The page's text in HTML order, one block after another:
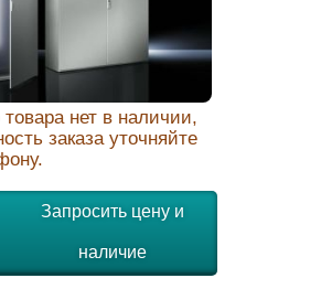
товара нет в наличии,
заказа уточняйте
Запросить цену и
наличие